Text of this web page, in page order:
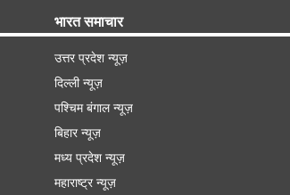
भारत समाचार
उत्तर प्रदेश न्यूज़
दिल्ली न्यूज़
पश्चिम बंगाल न्यूज़
बिहार न्यूज़
मध्य प्रदेश न्यूज़
महाराष्ट्र न्यूज़